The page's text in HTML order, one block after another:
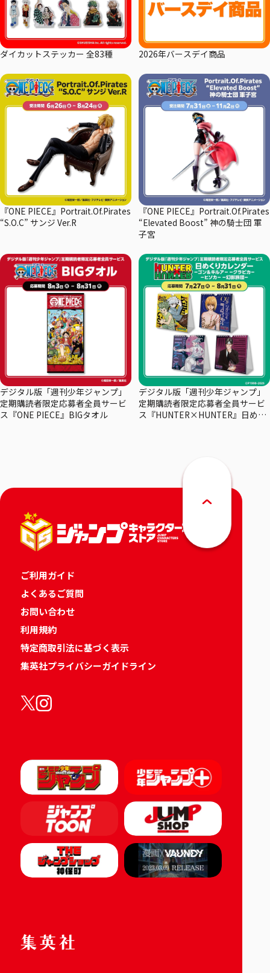
ダイカットステッカー 全83種 2026年バースデイ商品
『ONE PIECE』Portrait.Of.Pirates
“S.O.C” サンジ Ver.R
『ONE PIECE』Portrait.Of.Pirates
“Elevated Boost” 神の騎士団 軍
子宮
デジタル版「週刊少年ジャンプ」
定期購読者限定応募者全員サービ
ス『ONE PIECE』BIGタオル
デジタル版「週刊少年ジャンプ」
定期購読者限定応募者全員サービ
ス『HUNTER×HUNTER』日めく
ご利用ガイド
よくあるご質問
お問い合わせ
利用規約
特定商取引法に基づく表示
集英社プライバシーガイドライン